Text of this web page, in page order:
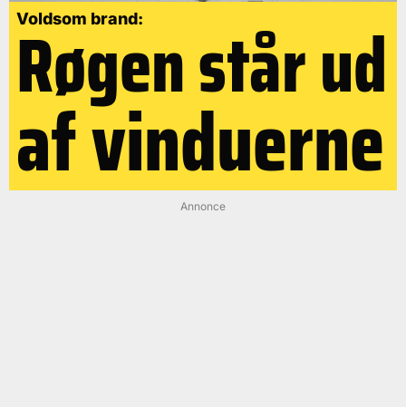
Voldsom brand:
Røgen står ud
af vinduerne
Annonce